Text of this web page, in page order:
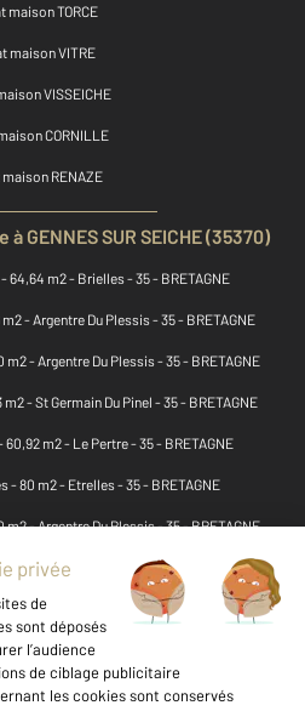
maison TORCE
maison VITRE
VISSEICHE
CORNILLE
RENAZE
GENNES SUR SEICHE (35370)
64,64 m2 - Brielles - 35 - BRETAGNE
- Argentre Du Plessis - 35 - BRETAGNE
- Argentre Du Plessis - 35 - BRETAGNE
- St Germain Du Pinel - 35 - BRETAGNE
m2 - Le Pertre - 35 - BRETAGNE
- 80 m2 - Etrelles - 35 - BRETAGNE
- Argentre Du Plessis - 35 - BRETAGNE
- 125 m2 - Torce - 35 - BRETAGNE
- Argentre Du Plessis - 35 - BRETAGNE
- Argentre Du Plessis - 35 - BRETAGNE
m2 - Le Pertre - 35 - BRETAGNE